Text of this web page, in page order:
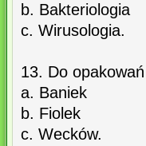
b. Bakteriologia
c. Wirusologia.
13. Do
a. Baniek
b. Fiolek
c. Wecków.